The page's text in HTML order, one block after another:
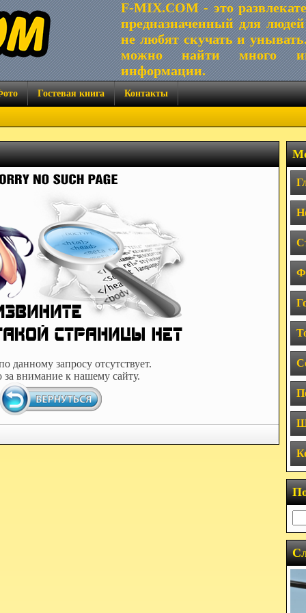
F-MIX.COM - это
предназначенный для
не любят скучать и
можно найти много
информации.
Гостевая книга Контакты
данному запросу отсутствует.
за внимание к нашему сайту.